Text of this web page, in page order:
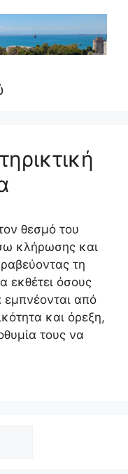
θεσμό του
κλήρωσης και
τη
εκθέτει όσους
εμπνέονται από
και όρεξη,
τους να